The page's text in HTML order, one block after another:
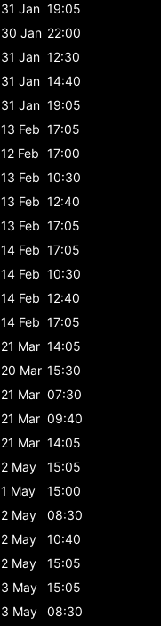
31 Jan 19:05
30 Jan 22:00
31 Jan 12:30
31 Jan 14:40
31 Jan 19:05
13 Feb 17:05
12 Feb 17:00
13 Feb 10:30
13 Feb 12:40
13 Feb 17:05
14 Feb 17:05
14 Feb 10:30
14 Feb 12:40
14 Feb 17:05
21 Mar 14:05
20 Mar 15:30
21 Mar 07:30
21 Mar 09:40
21 Mar 14:05
2 May
15:05
1 May
15:00
2 May
08:30
2 May
10:40
2 May
15:05
3 May
15:05
3 May
08:30